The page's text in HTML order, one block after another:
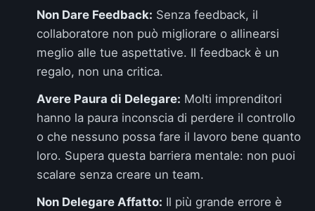
Non Dare Feedback: Senza feedback, il
collaboratore non può migliorare o allinearsi
meglio alle tue aspettative. Il feedback è un
regalo, non una critica.
Avere Paura di Delegare: Molti imprenditori
hanno la paura inconscia di perdere il controllo
o che nessuno possa fare il lavoro bene quanto
loro. Supera questa barriera mentale: non puoi
scalare senza creare un team.
Non Delegare Affatto: Il più grande errore è